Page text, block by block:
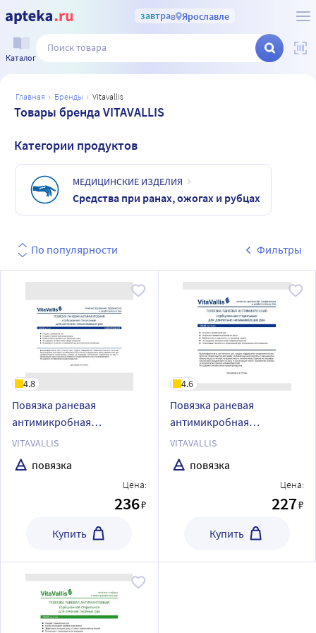
завтрав Ярославле
Каталог
главная бренды vitavallis
Товары бренда VITAVALLIS
Категории продуктов
МЕДИЦИНСКИЕ ИЗДЕЛИЯ
Средства при ранах, ожогах и рубцах
По популярности Фильтры
4.8
Повязка раневая
антимикробная
сорбционная стерильная
для длительно
незаживающих ран
самоклеющаяся vitavallis
VITAVALLIS
повязка
Цена:
236₽
Купить
4.6
Повязка раневая
антимикробная
сорбционная стерильная
для лечения длительно
незаживающих ран
VITAVALLIS
повязка
Цена:
227₽
Купить